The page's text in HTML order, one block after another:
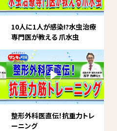
10人に1人が感染!?水虫治療
専門医が教える 爪水虫
整形外科医直伝！抗重力トレ
ーニング